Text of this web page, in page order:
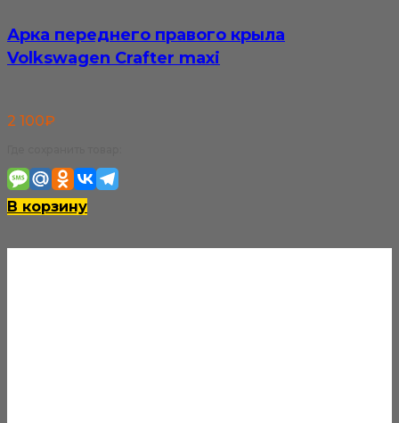
Арка переднего правого крыла
Volkswagen Crafter maxi
2 100₽
В корзину